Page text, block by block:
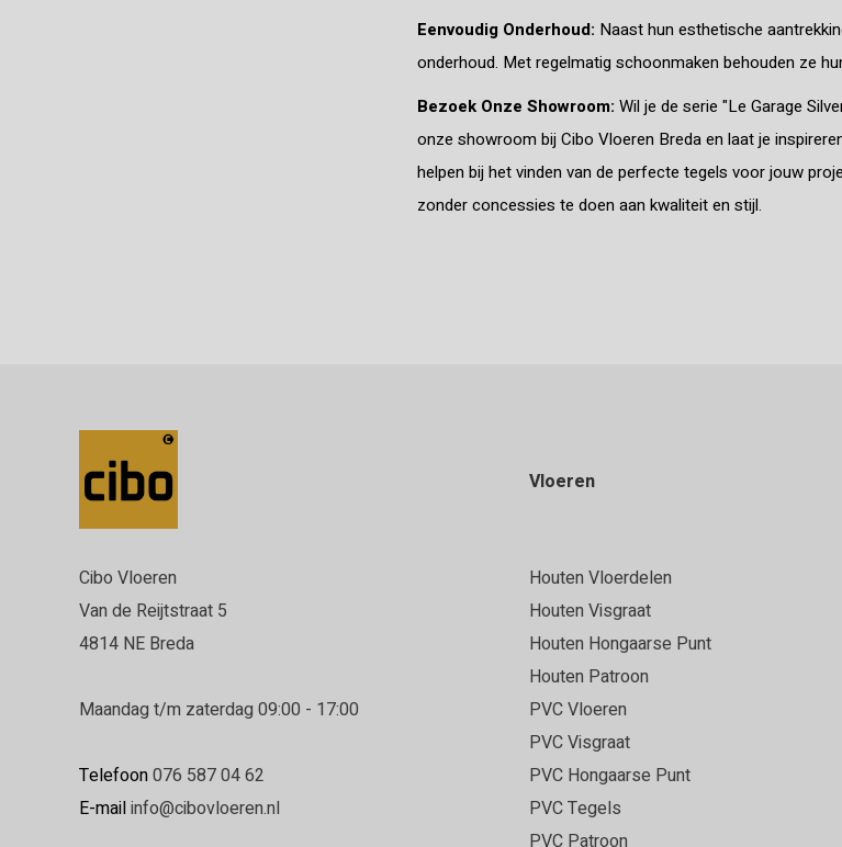
Eenvoudig Onderhoud: Naast hun esthetische
onderhoud. Met regelmatig schoonmaken behouden ze
Bezoek Onze Showroom: Wil je de serie "Le Garage
onze showroom bij Cibo Vloeren Breda en laat je
helpen bij het vinden van de perfecte tegels voor jouw
zonder concessies te doen aan kwaliteit en stijl.
Cibo Vloeren
Van de Reijtstraat 5
4814 NE Breda
Maandag t/m zaterdag 09:00 - 17:00
Telefoon076 587 04 62
E-mailinfo@cibovloeren.nl
Vloeren
Houten Vloerdelen
Houten Visgraat
Houten Hongaarse Punt
Houten Patroon
PVC Vloeren
PVC Visgraat
PVC Hongaarse Punt
PVC Tegels
PVC Patroon